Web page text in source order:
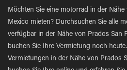
Möchten Sie eine motorrad in der
Mexico mieten? Durchsuchen Sie alle
verfügbar in der Nähe von Prados San
buchen Sie Ihre Vermietung noch
Vermietungen in der Nähe von Prados